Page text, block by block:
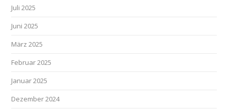
Juli 2025
Juni 2025
März 2025
Februar 2025
Januar 2025
Dezember 2024